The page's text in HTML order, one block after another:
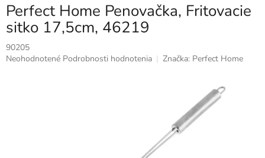
Perfect Home Penovačka, Fritovacie
sitko 17,5cm, 46219
90205
Priemerné
Neohodnotené Podrobnosti hodnotenia Značka: Perfect Home